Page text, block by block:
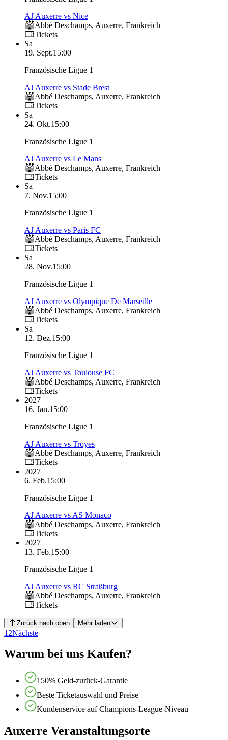
AJ Auxerre vs Nice
Abbé Deschamps, Auxerre, Frankreich
Tickets
Sa
19. Sept.15:00
Französische Ligue 1
AJ Auxerre vs Stade Brest
Abbé Deschamps, Auxerre, Frankreich
Tickets
Sa
24. Okt.15:00
Französische Ligue 1
AJ Auxerre vs Le Mans
Abbé Deschamps, Auxerre, Frankreich
Tickets
Sa
7. Nov.15:00
Französische Ligue 1
AJ Auxerre vs Paris FC
Abbé Deschamps, Auxerre, Frankreich
Tickets
Sa
28. Nov.15:00
Französische Ligue 1
AJ Auxerre vs Olympique De Marseille
Abbé Deschamps, Auxerre, Frankreich
Tickets
Sa
12. Dez.15:00
Französische Ligue 1
AJ Auxerre vs Toulouse FC
Abbé Deschamps, Auxerre, Frankreich
Tickets
2027
16. Jan.15:00
Französische Ligue 1
AJ Auxerre vs Troyes
Abbé Deschamps, Auxerre, Frankreich
Tickets
2027
6. Feb.15:00
Französische Ligue 1
AJ Auxerre vs AS Monaco
Abbé Deschamps, Auxerre, Frankreich
Tickets
2027
13. Feb.15:00
Französische Ligue 1
AJ Auxerre vs RC Straßburg
Abbé Deschamps, Auxerre, Frankreich
Tickets
Zurück nach oben Mehr laden
1 2Nächste
Warum bei uns Kaufen?
150% Geld-zurück-Garantie
Beste Ticketauswahl und Preise
Kundenservice auf Champions-League-Niveau
Auxerre Veranstaltungsorte